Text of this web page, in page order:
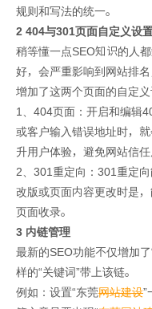
规则和写法的统一。
2 404与301页面自定义设
稍等懂一点SEO知识的人
好，会严重影响到网站排
增加了这两个页面的自定义
1、404页面：开启和编辑
或客户输入错误地址时，
升用户体验，避免网站信任
2、301重定向：301重定
改版或页面内容更改时是
页面收录。
3 内链管理
最新的SEO功能不仅增加
样的“关键词”带上该链。
例如：设置“东莞网站建设”